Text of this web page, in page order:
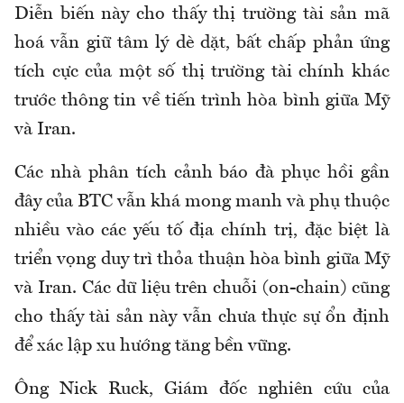
Diễn biến này cho thấy thị trường tài sản mã
hoá vẫn giữ tâm lý dè dặt, bất chấp phản ứng
tích cực của một số thị trường tài chính khác
trước thông tin về tiến trình hòa bình giữa Mỹ
và Iran.
Các nhà phân tích cảnh báo đà phục hồi gần
đây của BTC vẫn khá mong manh và phụ thuộc
nhiều vào các yếu tố địa chính trị, đặc biệt là
triển vọng duy trì thỏa thuận hòa bình giữa Mỹ
và Iran. Các dữ liệu trên chuỗi (on-chain) cũng
cho thấy tài sản này vẫn chưa thực sự ổn định
để xác lập xu hướng tăng bền vững.
Ông Nick Ruck, Giám đốc nghiên cứu của